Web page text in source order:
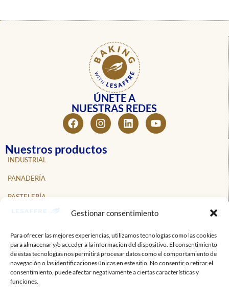
Gestionar consentimiento
Para ofrecer las mejores experiencias, utilizamos tecnologías como las cookies
para almacenar y/o acceder a la información del dispositivo. El consentimiento
de estas tecnologías nos permitirá procesar datos como el comportamiento de
navegación o las identificaciones únicas en este sitio. No consentir o retirar el
consentimiento, puede afectar negativamente a ciertas características y
funciones.
ÚNETE A
NUESTRAS REDES
Nuestros productos
INDUSTRIAL
PANADERÍA
PASTELERÍA
NOSOTROS
NOTICIAS
PROFESIONALES
CONTACTO